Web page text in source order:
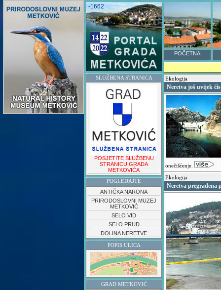
-1662
POČETNA
SLUŽBENA STRANICA
POSJETITE SLUŽBENU
STRANICU GRADA
METKOVIĆA
POGLEDAJTE
ANTIČKA NARONA
PRIRODOSLOVNI MUZEJ
METKOVIĆ
SELO VID
SELO PRUD
DOLINA NERETVE
POPIS ULICA
GRAD METKOVIĆ
Ekologija
Neretva još uvijek
onečišćenje.
Ekologija
Neretva pregrađena